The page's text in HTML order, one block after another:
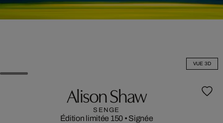
VUE 3D
Alison Shaw
SENGE
Édition limitée 150 • Signée